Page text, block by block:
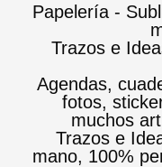
Papelería -
Trazos e
Agendas,
fotos,
muchos
Trazos e
mano, 100%